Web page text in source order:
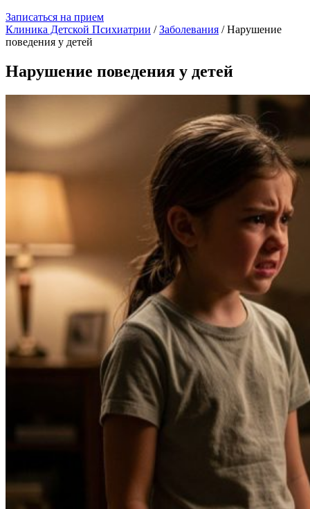
Записаться на прием
Клиника Детской Психиатрии /Заболевания /Нарушение
поведения у детей
Нарушение поведения у детей